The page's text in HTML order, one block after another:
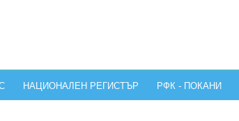
НАЦИОНАЛЕН РЕГИСТЪР РФК - ПОКАНИ